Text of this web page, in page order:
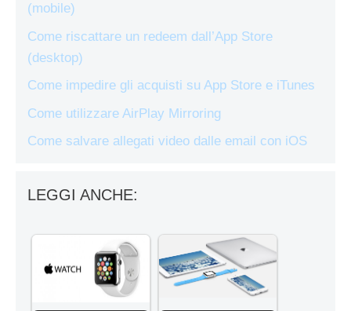
(mobile)
Come riscattare un redeem dall’App Store
(desktop)
Come impedire gli acquisti su App Store e iTunes
Come utilizzare AirPlay Mirroring
Come salvare allegati video dalle email con iOS
LEGGI ANCHE: